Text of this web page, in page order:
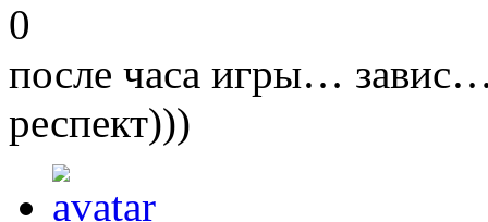
0
после часа игры…
респект)))